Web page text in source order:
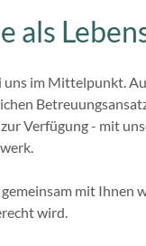
als
uns im Mittelpunkt.
Verfügung - mit
mit Ihnen
wird.